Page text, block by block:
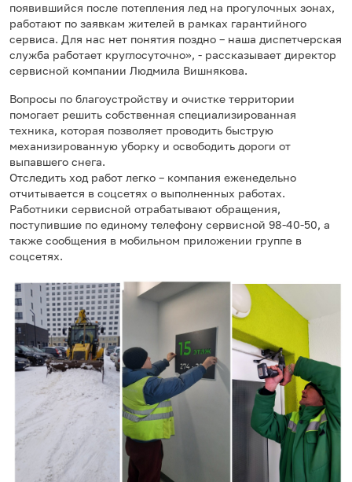
появившийся после потепления лед на прогулочных зонах,
работают по заявкам жителей в рамках гарантийного
сервиса. Для нас нет понятия поздно – наша диспетчерская
служба работает круглосуточно», - рассказывает директор
сервисной компании Людмила Вишнякова.
Вопросы по благоустройству и очистке территории
помогает решить собственная специализированная
техника, которая позволяет проводить быструю
механизированную уборку и освободить дороги от
выпавшего снега.
Отследить ход работ легко – компания еженедельно
отчитывается в соцсетях о выполненных работах.
Работники сервисной отрабатывают обращения,
поступившие по единому телефону сервисной 98-40-50, а
также сообщения в мобильном приложении группе в
соцсетях.